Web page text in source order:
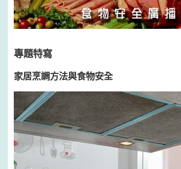
專題特寫
家居烹調方法與食物安全